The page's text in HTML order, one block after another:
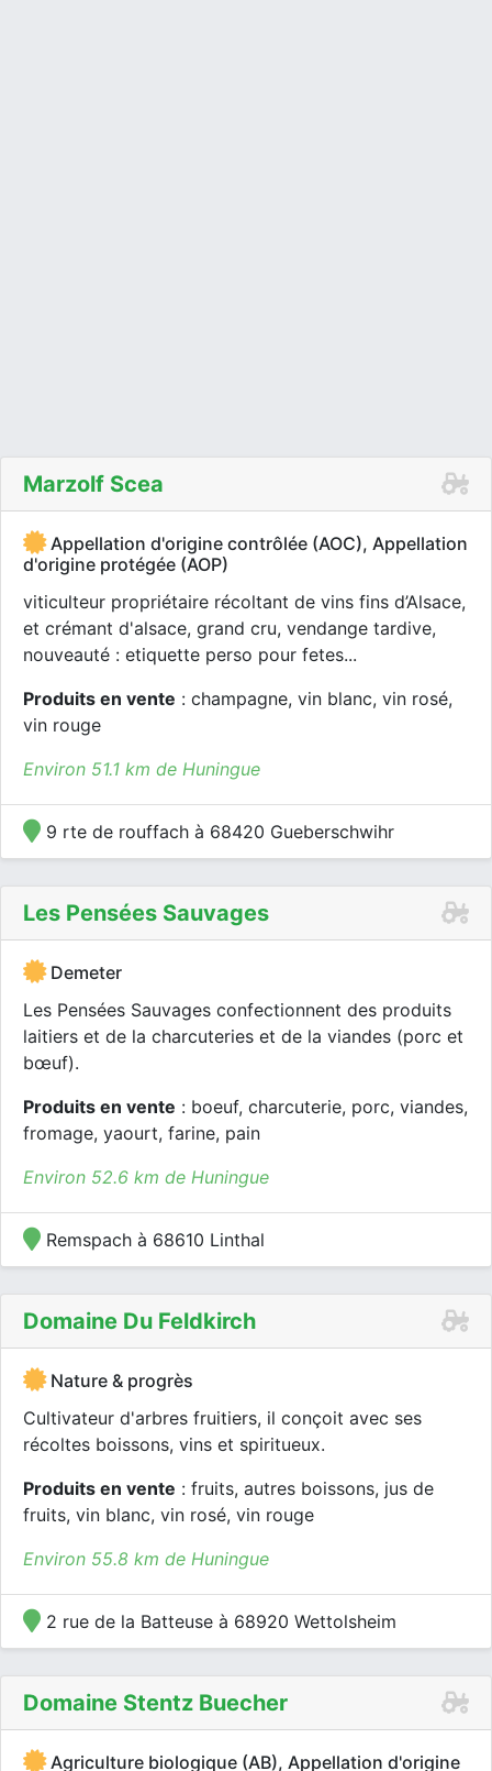
Marzolf Scea
Appellation d'origine contrôlée (AOC), Appellation
d'origine protégée (AOP)
viticulteur propriétaire récoltant de vins fins d’Alsace,
et crémant d'alsace, grand cru, vendange tardive,
nouveauté : etiquette perso pour fetes...
Produits en vente : champagne, vin blanc, vin rosé,
vin rouge
Environ 51.1 km de Huningue
9 rte de rouffach à 68420 Gueberschwihr
Les Pensées Sauvages
Demeter
Les Pensées Sauvages confectionnent des produits
laitiers et de la charcuteries et de la viandes (porc et
bœuf).
Produits en vente : boeuf, charcuterie, porc, viandes,
fromage, yaourt, farine, pain
Environ 52.6 km de Huningue
Remspach à 68610 Linthal
Domaine Du Feldkirch
Nature & progrès
Cultivateur d'arbres fruitiers, il conçoit avec ses
récoltes boissons, vins et spiritueux.
Produits en vente : fruits, autres boissons, jus de
fruits, vin blanc, vin rosé, vin rouge
Environ 55.8 km de Huningue
2 rue de la Batteuse à 68920 Wettolsheim
Domaine Stentz Buecher
Agriculture biologique (AB), Appellation d'origine